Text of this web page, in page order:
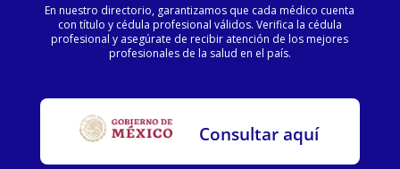
En nuestro directorio, garantizamos que cada médico cuenta
con título y cédula profesional válidos. Verifica la cédula
profesional y asegúrate de recibir atención de los mejores
profesionales de la salud en el país.
Consultar aquí